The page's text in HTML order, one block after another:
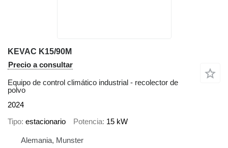
KEVAC K15/90M
Precio a consultar
Equipo de control climático industrial - recolector de
polvo
2024
Tipo estacionario Potencia 15 kW
Alemania, Munster